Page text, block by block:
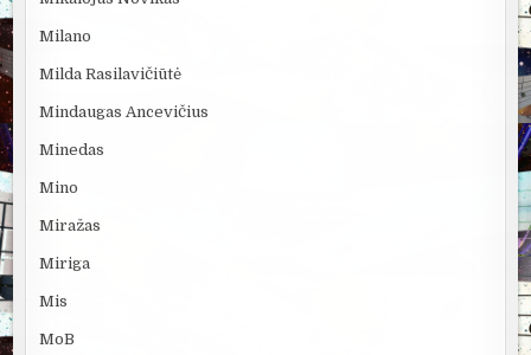
Milano
Milda Rasilavičiūtė
Mindaugas Ancevičius
Minedas
Mino
Miražas
Miriga
Mis
MoB